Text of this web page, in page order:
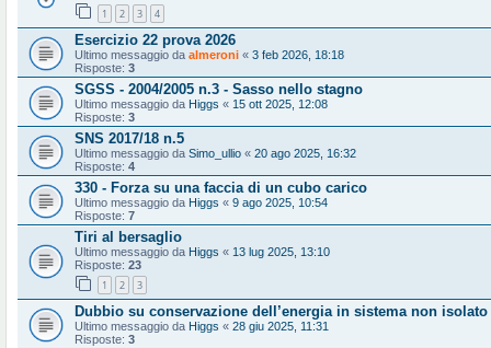
1 2 3 4
Esercizio 22 prova 2026
Ultimo messaggio da almeroni « 3 feb 2026, 18:18
Risposte: 3
SGSS - 2004/2005 n.3 - Sasso nello stagno
Ultimo messaggio da Higgs « 15 ott 2025, 12:08
Risposte: 3
SNS 2017/18 n.5
Ultimo messaggio da Simo_ullio « 20 ago 2025, 16:32
Risposte: 4
330 - Forza su una faccia di un cubo carico
Ultimo messaggio da Higgs « 9 ago 2025, 10:54
Risposte: 7
Tiri al bersaglio
Ultimo messaggio da Higgs « 13 lug 2025, 13:10
Risposte: 23
1 2 3
Dubbio su conservazione dell’energia in sistema non
Ultimo messaggio da Higgs « 28 giu 2025, 11:31
Risposte: 3